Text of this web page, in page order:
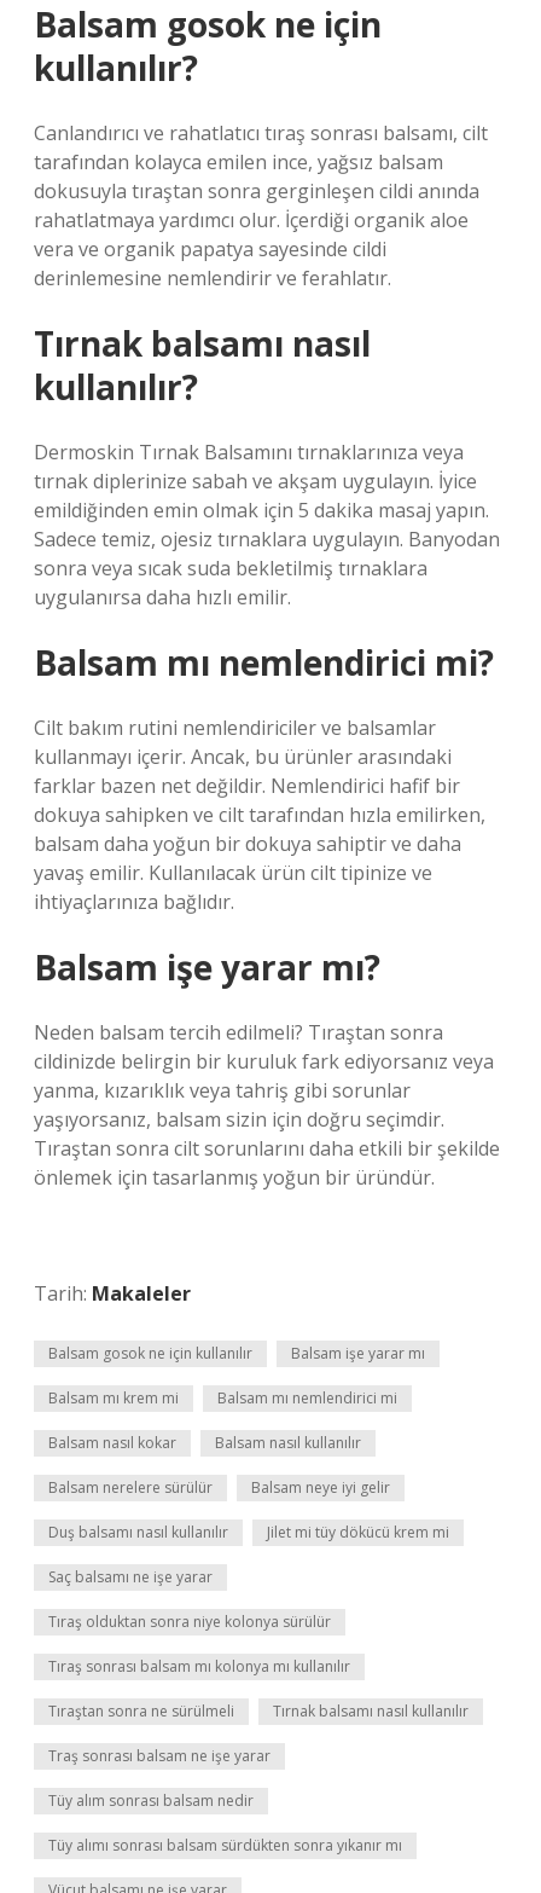
Balsam gosok ne için
kullanılır?
Canlandırıcı ve rahatlatıcı tıraş sonrası balsamı, cilt
tarafından kolayca emilen ince, yağsız balsam
dokusuyla tıraştan sonra gerginleşen cildi anında
rahatlatmaya yardımcı olur. İçerdiği organik aloe
vera ve organik papatya sayesinde cildi
derinlemesine nemlendirir ve ferahlatır.
Tırnak balsamı nasıl
kullanılır?
Dermoskin Tırnak Balsamını tırnaklarınıza veya
tırnak diplerinize sabah ve akşam uygulayın. İyice
emildiğinden emin olmak için 5 dakika masaj yapın.
Sadece temiz, ojesiz tırnaklara uygulayın. Banyodan
sonra veya sıcak suda bekletilmiş tırnaklara
uygulanırsa daha hızlı emilir.
Balsam mı nemlendirici mi?
Cilt bakım rutini nemlendiriciler ve balsamlar
kullanmayı içerir. Ancak, bu ürünler arasındaki
farklar bazen net değildir. Nemlendirici hafif bir
dokuya sahipken ve cilt tarafından hızla emilirken,
balsam daha yoğun bir dokuya sahiptir ve daha
yavaş emilir. Kullanılacak ürün cilt tipinize ve
ihtiyaçlarınıza bağlıdır.
Balsam işe yarar mı?
Neden balsam tercih edilmeli? Tıraştan sonra
cildinizde belirgin bir kuruluk fark ediyorsanız veya
yanma, kızarıklık veya tahriş gibi sorunlar
yaşıyorsanız, balsam sizin için doğru seçimdir.
Tıraştan sonra cilt sorunlarını daha etkili bir şekilde
önlemek için tasarlanmış yoğun bir üründür.
Tarih: Makaleler
Balsam gosok ne için kullanılır Balsam işe yarar mı
Balsam mı krem mi Balsam mı nemlendirici mi
Balsam nasıl kokar Balsam nasıl kullanılır
Balsam nerelere sürülür Balsam neye iyi gelir
Duş balsamı nasıl kullanılır Jilet mi tüy dökücü krem mi
Saç balsamı ne işe yarar
Tıraş olduktan sonra niye kolonya sürülür
Tıraş sonrası balsam mı kolonya mı kullanılır
Tıraştan sonra ne sürülmeli Tırnak balsamı nasıl kullanılır
Traş sonrası balsam ne işe yarar
Tüy alım sonrası balsam nedir
Tüy alımı sonrası balsam sürdükten sonra yıkanır mı